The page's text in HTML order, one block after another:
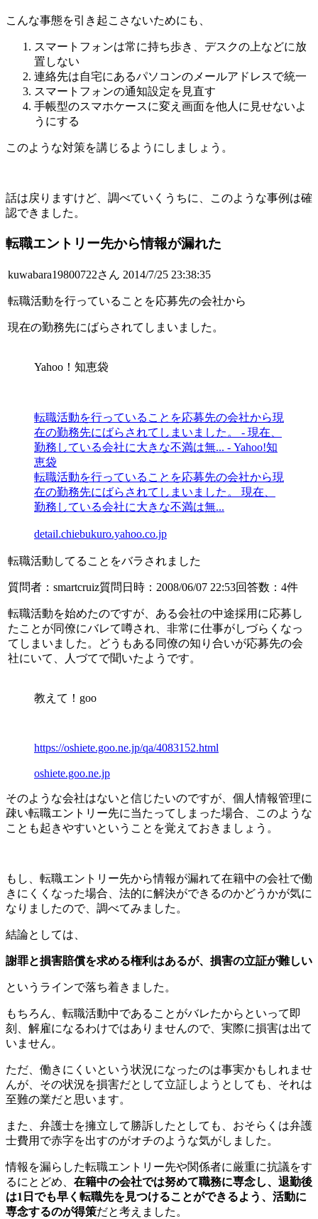
こんな事態を引き起こさないためにも、
スマートフォンは常に持ち歩き、デスクの上などに放
置しない
連絡先は自宅にあるパソコンのメールアドレスで統一
スマートフォンの通知設定を見直す
手帳型のスマホケースに変え画面を他人に見せないよ
うにする
このような対策を講じるようにしましょう。
話は戻りますけど、調べていくうちに、このような事例は確
認できました。
転職エントリー先から情報が漏れた
kuwabara19800722さん 2014/7/25 23:38:35
転職活動を行っていることを応募先の会社から
現在の勤務先にばらされてしまいました。
Yahoo！知恵袋
転職活動を行っていることを応募先の会社から現
在の勤務先にばらされてしまいました。 - 現在、
勤務している会社に大きな不満は無... - Yahoo!知
恵袋
転職活動を行っていることを応募先の会社から現
在の勤務先にばらされてしまいました。 現在、
勤務している会社に大きな不満は無...
detail.chiebukuro.yahoo.co.jp
転職活動してることをバラされました
質問者：smartcruiz質問日時：2008/06/07 22:53回答数：4件
転職活動を始めたのですが、ある会社の中途採用に応募し
たことが同僚にバレて噂され、非常に仕事がしづらくなっ
てしまいました。どうもある同僚の知り合いが応募先の会
社にいて、人づてで聞いたようです。
教えて！goo
https://oshiete.goo.ne.jp/qa/4083152.html
oshiete.goo.ne.jp
そのような会社はないと信じたいのですが、 個人情報管理に
疎い転職エントリー先に当たってしまった場合、このような
ことも起きやすいということを覚えておきましょう。
もし、転職エントリー先から情報が漏れて在籍中の会社で働
きにくくなった場合、法的に解決ができるのかどうかが気に
なりましたので、調べてみました。
結論としては、
謝罪と損害賠償を求める権利はあるが、損害の立証が難しい
というラインで落ち着きました。
もちろん、転職活動中であることがバレたからといって即
刻、解雇になるわけではありませんので、実際に損害は出て
いません。
ただ、働きにくいという状況になったのは事実かもしれませ
んが、その状況を損害だとして立証しようとしても、それは
至難の業だと思います。
また、弁護士を擁立して勝訴したとしても、おそらくは弁護
士費用で赤字を出すのがオチのような気がしました。
情報を漏らした転職エントリー先や関係者に厳重に抗議をす
るにとどめ、 在籍中の会社では努めて職務に専念し、退勤後
は1日でも早く転職先を見つけることができるよう、活動に
専念するのが得策だと考えました。